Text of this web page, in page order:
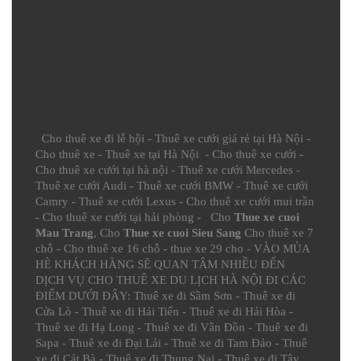
Cho thuê xe đi lễ hội - Thuê xe cưới giá rẻ tại Hà Nội -
Cho thuê xe - Thuê xe tại Hà Nội - Cho thuê xe cưới -
Cho thuê xe cưới tại hà nội - Thuê xe cưới Mercedes -
Thuê xe cưới Audi - Thuê xe cưới BMW - Thuê xe cưới
Camry - Thuê xe cưới Lexus - Cho thuê xe cưới mui trần
- Cho thuê xe cưới tại hải phòng - Cho Thue xe cuoi
Mau Trang, Cho Thue xe cuoi Sieu Sang Cho thuê xe 7
chỗ - Cho thuê xe 16 chỗ - thue xe 29 cho - VÀO MÙA
HÈ KHÁCH HÀNG SẼ QUAN TÂM NHIỀU ĐẾN
DỊCH VỤ CHO THUÊ XE DU LỊCH HÀ NỘI ĐI CÁC
ĐIỂM DƯỚI ĐÂY: Thuê xe đi Sầm Sơn - Thuê xe đi
Cửa Lò - Thuê xe đi Hải Tiến - Thuê xe đi Hải Hòa -
Thuê xe đi Hạ Long - Thuê xe đi Vân Đồn - Thuê xe đi
Sapa - Thuê xe đi Đại Lải - Thuê xe đi Tam Đảo - Thuê
xe đi Cát Bà - Thuê xe đi Thung Nai - Thuê xe đi Tây